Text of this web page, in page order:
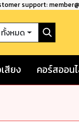
support:
ทั้งหมด
สียง คอร์สออน